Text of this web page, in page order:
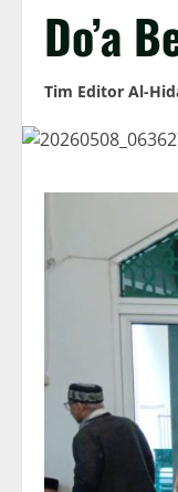
Do’a
Tim Editor Al-